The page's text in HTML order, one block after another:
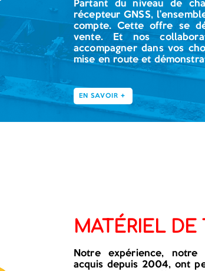
Partant du niveau de
récepteur GNSS,
compte. Cette offre se
vente. Et nos
accompagner dans vos
mise en route et
EN SAVOIR +
MATÉRIEL DE
Notre expérience, notre
acquis depuis 2004, ont